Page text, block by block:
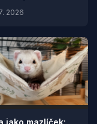
2026
jako mazlíček: